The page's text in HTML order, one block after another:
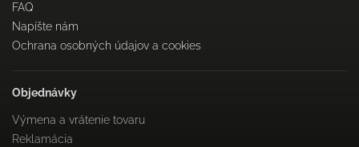
FAQ
Napíšte nám
Ochrana osobných údajov a cookies
Objednávky
Výmena a vrátenie tovaru
Reklamácia